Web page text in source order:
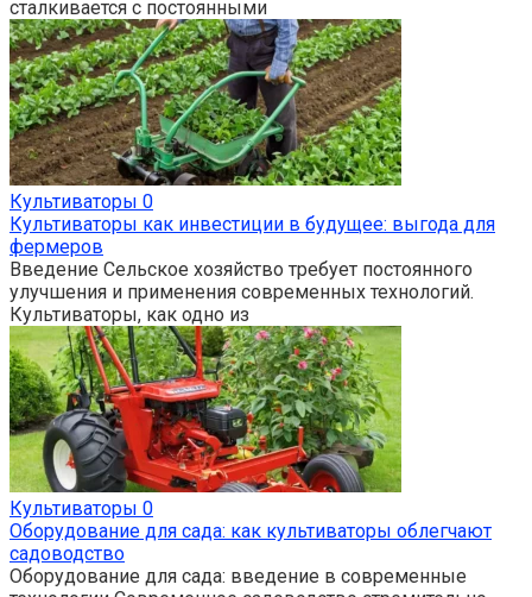
сталкивается с постоянными
Культиваторы 0
Культиваторы как инвестиции в будущее: выгода для
фермеров
Введение Сельское хозяйство требует постоянного
улучшения и применения современных технологий.
Культиваторы, как одно из
Культиваторы 0
Оборудование для сада: как культиваторы облегчают
садоводство
Оборудование для сада: введение в современные